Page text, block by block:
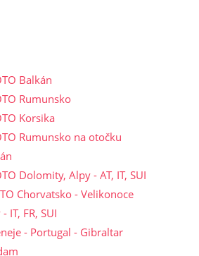
Balkán
Rumunsko
Korsika
Rumunsko na otočku
Dolomity, Alpy - AT, IT, SUI
Chorvatsko - Velikonoce
IT, FR, SUI
- Portugal - Gibraltar